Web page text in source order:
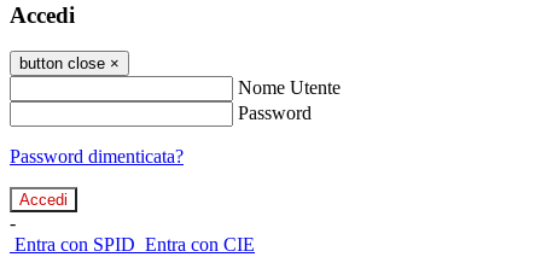
Accedi
button close ×
Nome Utente
Password
Password dimenticata?
-
Entra con SPID Entra con CIE